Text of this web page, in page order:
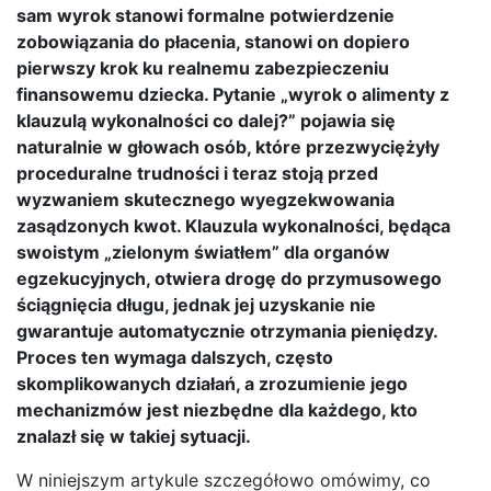
sam wyrok stanowi formalne potwierdzenie
zobowiązania do płacenia, stanowi on dopiero
pierwszy krok ku realnemu zabezpieczeniu
finansowemu dziecka. Pytanie „wyrok o alimenty z
klauzulą wykonalności co dalej?” pojawia się
naturalnie w głowach osób, które przezwyciężyły
proceduralne trudności i teraz stoją przed
wyzwaniem skutecznego wyegzekwowania
zasądzonych kwot. Klauzula wykonalności, będąca
swoistym „zielonym światłem” dla organów
egzekucyjnych, otwiera drogę do przymusowego
ściągnięcia długu, jednak jej uzyskanie nie
gwarantuje automatycznie otrzymania pieniędzy.
Proces ten wymaga dalszych, często
skomplikowanych działań, a zrozumienie jego
mechanizmów jest niezbędne dla każdego, kto
znalazł się w takiej sytuacji.
W niniejszym artykule szczegółowo omówimy, co